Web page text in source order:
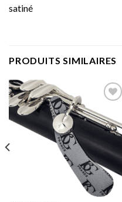
satiné
PRODUITS SIMILAIRES
Add to
wishlist